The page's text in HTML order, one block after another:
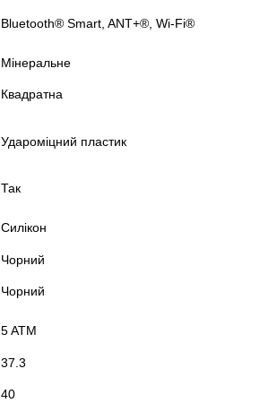
Bluetooth® Smart, ANT+®, Wi-Fi®
Мінеральне
Квадратна
Удароміцний пластик
Так
Силікон
Чорний
Чорний
5 ATM
37.3
40